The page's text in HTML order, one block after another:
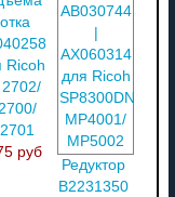
Ricoh
2702/
руб
Редуктор
B2231350